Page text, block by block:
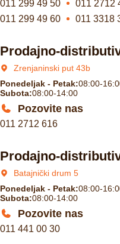
011 299 49 50 011 2712
011 299 49 60
011 3318
Prodajno-
Zrenjaninski put 43b
Ponedeljak - Petak:08:00-
Subota:08:00-14:00
Pozovite nas
011 2712 616
Prodajno-
Batajnički drum 5
Ponedeljak - Petak:08:00-
Subota:08:00-14:00
Pozovite nas
011 441 00 30